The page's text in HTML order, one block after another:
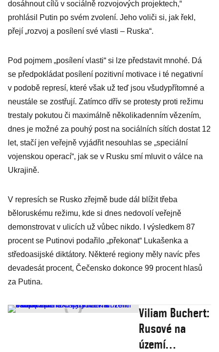
dosáhnout cílů v sociálně rozvojových projektech,“
prohlásil Putin po svém zvolení. Jeho voliči si, jak řekl,
přejí „rozvoj a posílení své vlasti – Ruska“.
Pod pojmem „posílení vlasti“ si lze představit mnohé. Dá
se předpokládat posílení pozitivní motivace i té negativní
v podobě represí, které však už teď jsou všudypřítomné a
neustále se zostřují. Zatímco dřív se protesty proti režimu
trestaly pokutou či maximálně několikadenním vězením,
dnes je možné za pouhý post na sociálních sítích dostat 12
let, stačí jen veřejně vyjádřit nesouhlas se „speciální
vojenskou operací“, jak se v Rusku smí mluvit o válce na
Ukrajině.
V represích se Rusko zřejmě bude dál blížit třeba
běloruskému režimu, kde si dnes nedovolí veřejně
demonstrovat v ulicích už vůbec nikdo. I výsledkem 87
procent se Putinovi podařilo „překonat“ Lukašenka a
středoasijské diktátory. Některé regiony měly navíc přes
devadesát procent, Čečensko dokonce 99 procent hlasů
za Putina.
Viliam Buchert:
Rusové na
území